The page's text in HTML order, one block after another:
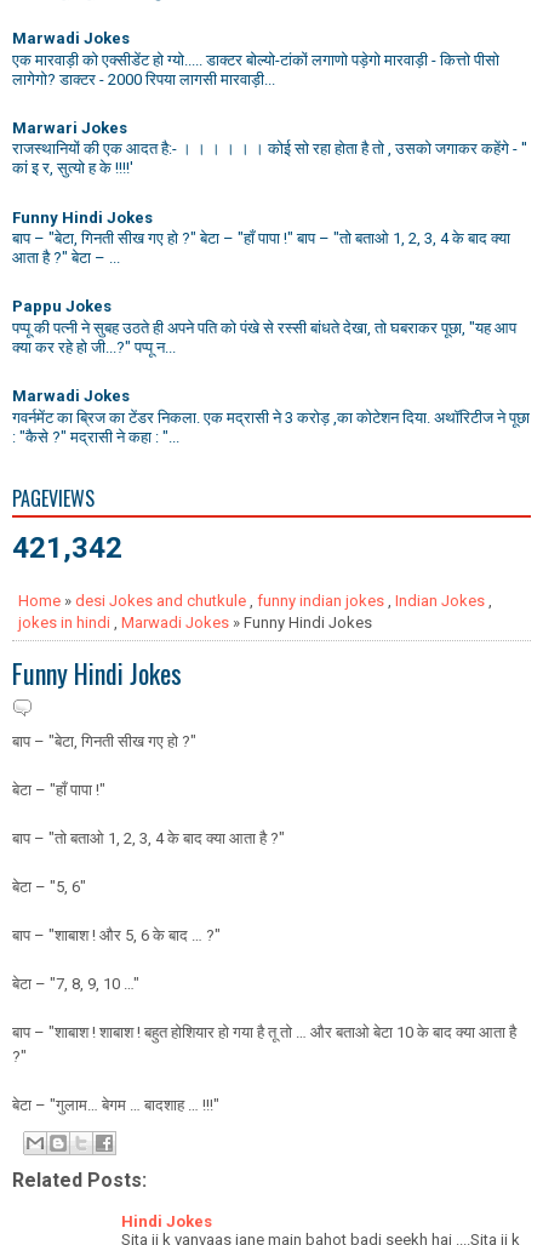
Marwadi Jokes
एक मारवाड़ी को एक्सीडेंट हो ग्यो..... डाक्टर बोल्यो-टांकों लगाणो पड़ेगो मारवाड़ी - कित्तो पीसो
लागेगो? डाक्टर - 2000 रिपया लागसी मारवाड़ी...
Marwari Jokes
राजस्थानियों की एक आदत है:- । । । । । । कोई सो रहा होता है तो , उसको जगाकर कहेंगे - ''
कां इ र, सुत्यो ह के !!!!'
Funny Hindi Jokes
बाप – "बेटा, गिनती सीख गए हो ?" बेटा – "हाँ पापा !" बाप – "तो बताओ 1, 2, 3, 4 के बाद क्या
आता है ?" बेटा – ...
Pappu Jokes
पप्पू की पत्नी ने सुबह उठते ही अपने पति को पंखे से रस्सी बांधते देखा, तो घबराकर पूछा, "यह आप
क्या कर रहे हो जी...?" पप्पू न...
Marwadi Jokes
गवर्नमेंट का ब्रिज का टेंडर निकला. एक मद्रासी ने 3 करोड़ ,का कोटेशन दिया. अथॉरिटीज ने पूछा
: "कैसे ?" मद्रासी ने कहा : "...
PAGEVIEWS
421,342
Home » desi Jokes and chutkule funny indian jokes Indian Jokes
jokes in hindi Marwadi Jokes » Funny Hindi Jokes
Funny Hindi Jokes
बाप – "बेटा, गिनती सीख गए हो ?"
बेटा – "हाँ पापा !"
बाप – "तो बताओ 1, 2, 3, 4 के बाद क्या आता है ?"
बेटा – "5, 6″
बाप – "शाबाश ! और 5, 6 के बाद … ?"
बेटा – "7, 8, 9, 10 …"
बाप – "शाबाश ! शाबाश ! बहुत होशियार हो गया है तू तो … और बताओ बेटा 10 के बाद क्या आता है
?"
बेटा – "गुलाम… बेगम … बादशाह … !!!"
Related Posts:
Hindi Jokes
Sita ji k vanvaas jane main bahot badi seekh hai ....Sita ji k